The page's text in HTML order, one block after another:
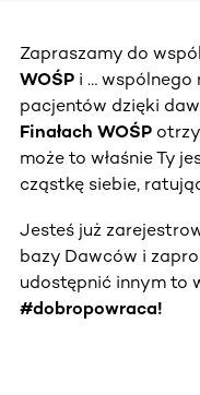
Zapraszamy do
WOŚP i … wspólnego
pacjentów dzięki
Finałach WOŚP
może to właśnie Ty
cząstkę siebie,
Jesteś już
bazy Dawców i
udostępnić innym to
#dobropowraca!